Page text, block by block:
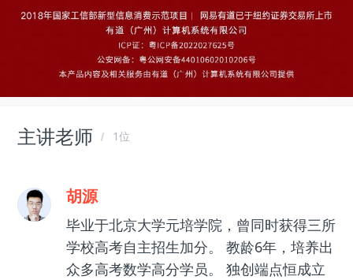
主讲老师 1位
胡源
毕业于北京大学元培学院，曾同时获得三所
学校高考自主招生加分。 教龄6年，培养出
众多高考数学高分学员。 独创端点恒成立